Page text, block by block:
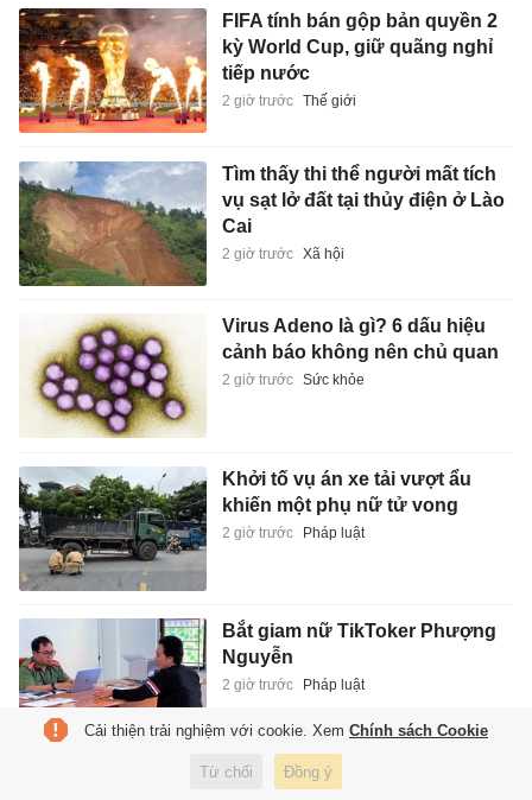
FIFA tính bán gộp bản quyền 2
kỳ World Cup, giữ quãng nghỉ
tiếp nước
2 giờ trước Thế giới
Tìm thấy thi thể người mất tích
vụ sạt lở đất tại thủy điện ở Lào
Cai
2 giờ trước Xã hội
Virus Adeno là gì? 6 dấu hiệu
cảnh báo không nên chủ quan
2 giờ trước Sức khỏe
Khởi tố vụ án xe tải vượt ẩu
khiến một phụ nữ tử vong
2 giờ trước Pháp luật
Bắt giam nữ TikToker Phượng
Nguyễn
2 giờ trước Pháp luật
Đại tướng Phan Văn Giang: Cấp
Cải thiện trải nghiệm với cookie. Xem Chính sách Cookie
Từ chối Đồng ý